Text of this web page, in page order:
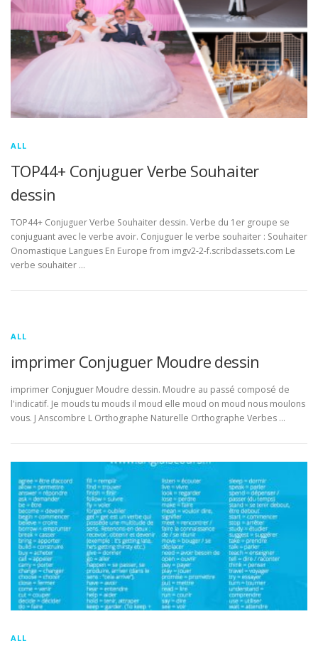
ALL
TOP44+ Conjuguer Verbe Souhaiter
dessin
TOP44+ Conjuguer Verbe Souhaiter dessin. Verbe du 1er groupe se
conjuguant avec le verbe avoir. Conjuguer le verbe souhaiter : Souhaiter
Onomastique Langues En Europe from imgv2-2-f.scribdassets.com Le
verbe souhaiter …
ALL
imprimer Conjuguer Moudre dessin
imprimer Conjuguer Moudre dessin. Moudre au passé composé de
l'indicatif. Je mouds tu mouds il moud elle moud on moud nous moulons
vous. J Anscombre L Orthographe Naturelle Orthographe Verbes …
ALL